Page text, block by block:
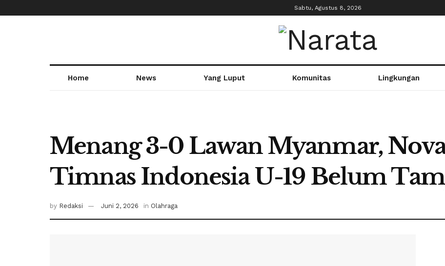
Sabtu, Agustus 8, 2026
Home News Yang Luput Komunitas Lingkungan
Menang 3-0 Lawan Myanmar,
Timnas Indonesia U-19 Belum
by Redaksi Juni 2, 2026 in Olahraga